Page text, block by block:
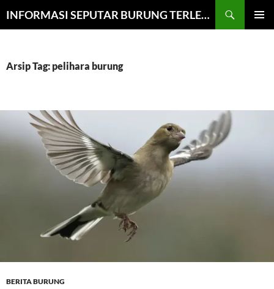
INFORMASI SEPUTAR BURUNG TERLENGKAP
Arsip Tag: pelihara burung
BERITA BURUNG